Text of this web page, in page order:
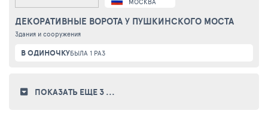
ДЕКОРАТИВНЫЕ ВОРОТА У ПУШКИНСКОГО МОСТА
Здания и сооружения
В ОДИНОЧКУБЫЛА 1 РАЗ
ПОКАЗАТЬ ЕЩЕ 3 ...